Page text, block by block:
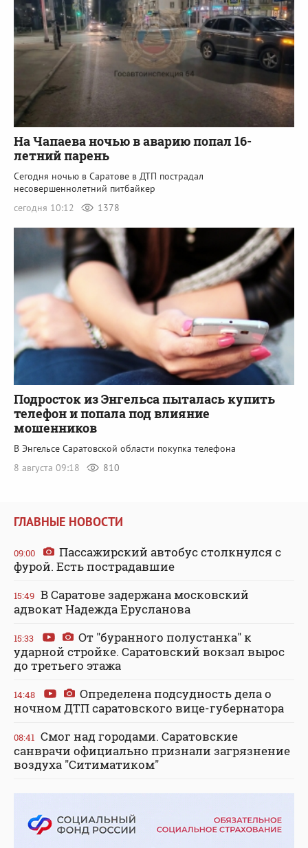
На Чапаева ночью в аварию попал 16-
летний парень
Сегодня ночью в Саратове в ДТП пострадал
несовершеннолетний питбайкер
сегодня 10:12
1378
Подросток из Энгельса пыталась купить
телефон и попала под влияние
мошенников
В Энгельсе Саратовской области покупка телефона
8 августа 09:18
810
ГЛАВНЫЕ НОВОСТИ
09:00
Пассажирский автобус столкнулся с
фурой. Есть пострадавшие
15:49 В Саратове задержана московский
адвокат Надежда Ерусланова
15:33
От "буранного полустанка" к
ударной стройке. Саратовский вокзал вырос
до третьего этажа
14:48
Определена подсудность дела о
ночном ДТП саратовского вице-губернатора
08:41 Смог над городами. Саратовские
санврачи официально признали загрязнение
воздуха "Ситиматиком"